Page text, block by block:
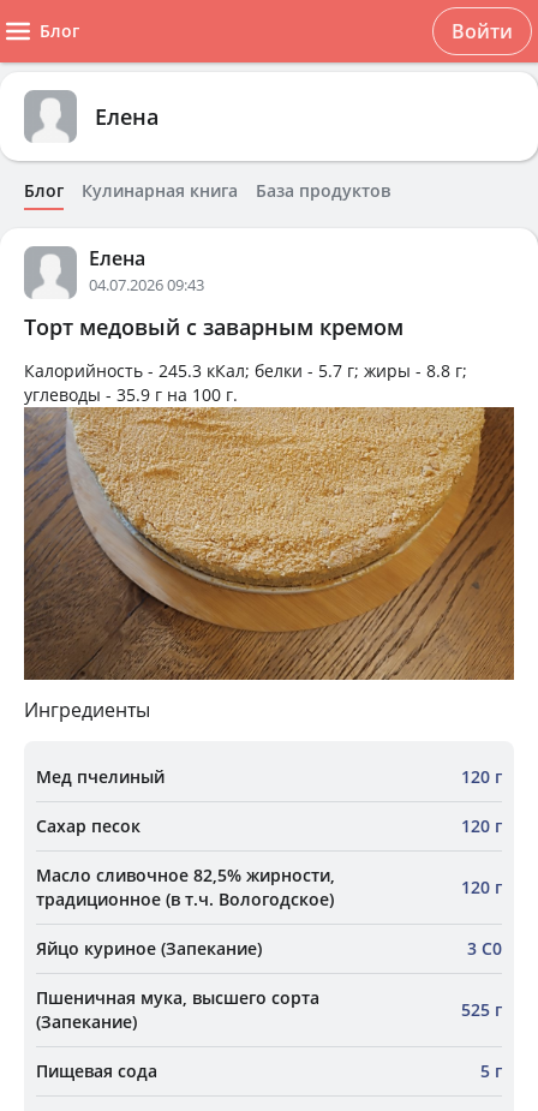
Блог Войти
Елена
Блог Кулинарная книга База продуктов
Елена
04.07.2026 09:43
Торт медовый с заварным кремом
Калорийность - 245.3 кКал; белки - 5.7 г; жиры - 8.8 г;
углеводы - 35.9 г на 100 г.
Ингредиенты
Мед пчелиный 120 г
Сахар песок 120 г
Масло сливочное 82,5% жирности,
традиционное (в т.ч. Вологодское)
120 г
Яйцо куриное (Запекание) 3 С0
Пшеничная мука, высшего сорта
(Запекание)
525 г
Пищевая сода 5 г